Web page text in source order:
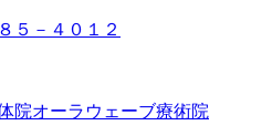
５－４０１２
院オーラウェーブ療術院